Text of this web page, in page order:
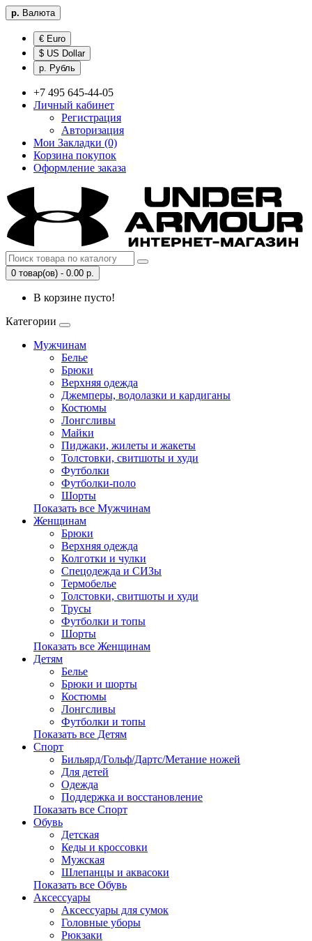
р. Валюта
€ Euro
$ US Dollar
р. Рубль
+7 495 645-44-05
Личный кабинет
Регистрация
Авторизация
Мои Закладки (0)
Корзина покупок
Оформление заказа
0 товар(ов) - 0.00 р.
В корзине пусто!
Категории
Мужчинам
Белье
Брюки
Верхняя одежда
Джемперы, водолазки и кардиганы
Костюмы
Лонгсливы
Майки
Пиджаки, жилеты и жакеты
Толстовки, свитшоты и худи
Футболки
Футболки-поло
Шорты
Показать все Мужчинам
Женщинам
Брюки
Верхняя одежда
Колготки и чулки
Спецодежда и СИЗы
Термобелье
Толстовки, свитшоты и худи
Трусы
Футболки и топы
Шорты
Показать все Женщинам
Детям
Белье
Брюки и шорты
Костюмы
Лонгсливы
Футболки и топы
Показать все Детям
Спорт
Бильярд/Гольф/Дартс/Метание ножей
Для детей
Одежда
Поддержка и восстановление
Показать все Спорт
Обувь
Детская
Кеды и кроссовки
Мужская
Шлепанцы и аквасоки
Показать все Обувь
Аксессуары
Аксессуары для сумок
Головные уборы
Рюкзаки